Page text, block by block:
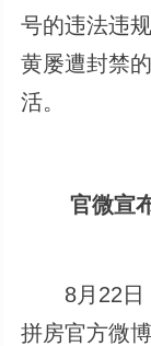
号的违法违
黄屡遭封禁
活。
官微宣
8月22日，
拼房官方微